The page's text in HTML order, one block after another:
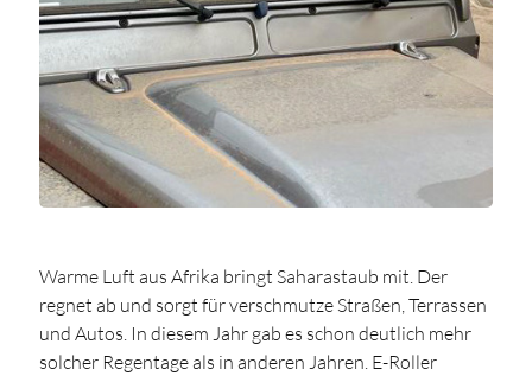
Warme Luft aus Afrika bringt Saharastaub mit. Der
regnet ab und sorgt für verschmutze Straßen, Terrassen
und Autos. In diesem Jahr gab es schon deutlich mehr
solcher Regentage als in anderen Jahren. E-Roller